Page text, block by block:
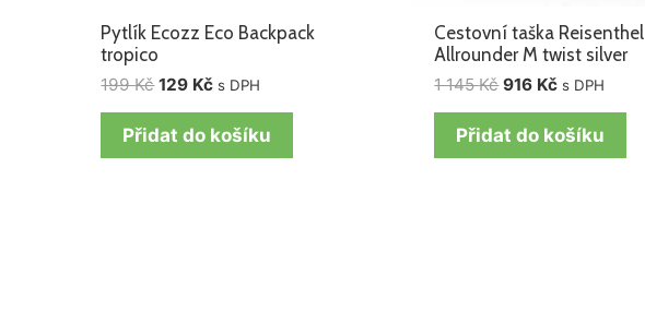
Pytlík Ecozz Eco Backpack
tropico
199Kč 129 Kč s DPH
Přidat do košíku
Cestovní taška Reisenthel
Allrounder M twist silver
1 145Kč 916 Kč s DPH
Přidat do košíku